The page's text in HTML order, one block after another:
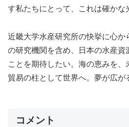
す私たちにとって、これは確かな
近畿大学水産研究所の快挙に心か
の研究機関を含め、日本の水産資
ことを期待したい。海の恵みを、
貿易の柱として世界へ。夢が広が
コメント